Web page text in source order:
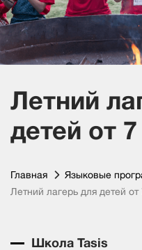
Летний
детей от
Главная
Языковые
Летний лагерь для детей
Школа Tasis